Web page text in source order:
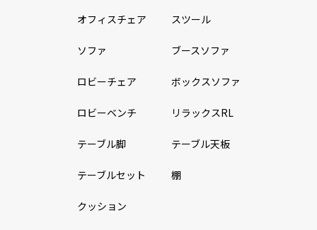
オフィスチェア スツール
ソファ ブースソファ
ロビーチェア ボックスソファ
ロビーベンチ リラックスRL
テーブル脚 テーブル天板
テーブルセット 棚
クッション